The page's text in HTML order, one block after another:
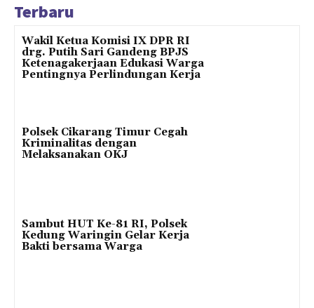
Terbaru
Wakil Ketua Komisi IX DPR RI
drg. Putih Sari Gandeng BPJS
Ketenagakerjaan Edukasi Warga
Pentingnya Perlindungan Kerja
Polsek Cikarang Timur Cegah
Kriminalitas dengan
Melaksanakan OKJ
Sambut HUT Ke-81 RI, Polsek
Kedung Waringin Gelar Kerja
Bakti bersama Warga